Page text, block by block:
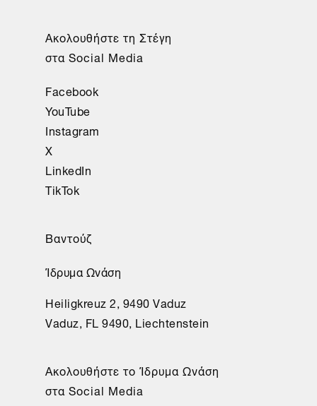
Ακολουθήστε τη Στέγη
στα Social Media
Facebook
YouTube
Instagram
X
LinkedIn
TikTok
Βαντούζ
Ίδρυμα Ωνάση
Heiligkreuz 2, 9490 Vaduz
Vaduz, FL 9490, Liechtenstein
Aκολουθήστε το Ίδρυμα Ωνάση
στα Social Media